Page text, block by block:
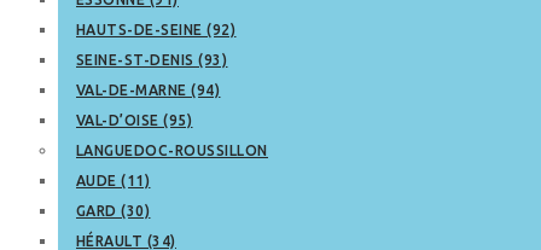
HAUTS-DE-SEINE (92)
SEINE-ST-DENIS (93)
VAL-DE-MARNE (94)
VAL-D’OISE (95)
LANGUEDOC-ROUSSILLON
AUDE (11)
GARD (30)
HÉRAULT (34)